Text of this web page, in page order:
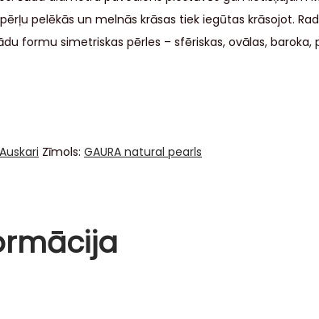
pelēkās un melnās krāsas tiek iegūtas krāsojot.
formu simetriskas pērles – sfēriskas, ovālas,
Auskari Zīmols: GAURA natural pearls